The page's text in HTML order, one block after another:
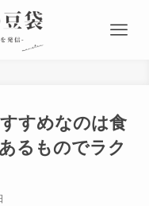
すめなのは食
るものでラク